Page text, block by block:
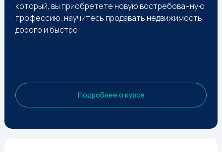
который, вы приобретете новую востребованную
профессию, научитесь продавать недвижимость
дорого и быстро!
Подробнее о курсе